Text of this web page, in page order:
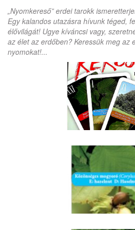
„Nyomkereső” erdei tarokk
Egy kalandos utazásra hívunk téged,
élővilágát! Ugye kíváncsi vagy,
az élet az erdőben? Keressük meg az
nyomokat!...